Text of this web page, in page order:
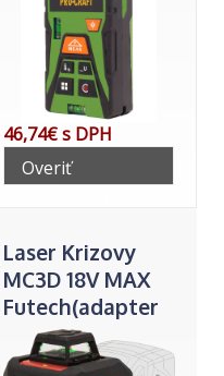
46,74€ s DPH
Overiť
telefonicky
Laser Krizovy
MC3D 18V MAX
Futech(adapter
MLW.+adapter
MAKITA)